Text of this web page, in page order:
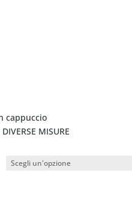
cappuccio
MISURE